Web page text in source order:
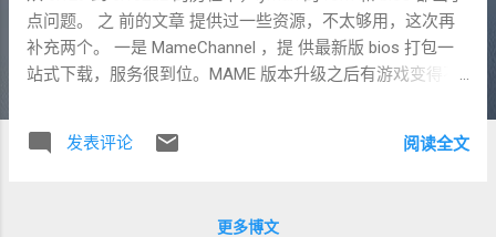
点问题。 之 前的文章 提供过一些资源，不太够用，这次再
补充两个。 一是 MameChannel ，提 供最新版 bios 打包一
站式下载，服务很到位。MAME 版本升级之后有游戏变得不
成是该 rom 有新版 dump 出来了。到这里找个新的好了。
发表评论 阅读全文
更多博文